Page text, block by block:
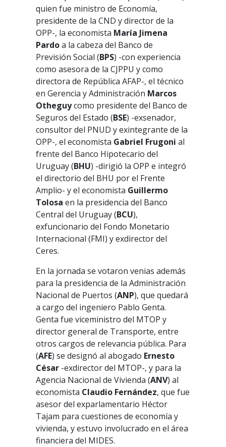
quien fue ministro de Economía,
presidente de la CND y director de la
OPP-, la economista María Jimena
Pardoa la cabeza del Banco de
Previsión Social (BPS) -con experiencia
como asesora de la CJPPU y como
directora de República AFAP-, el técnico
en Gerencia y Administración Marcos
Otheguycomo presidente del Banco de
Seguros del Estado (BSE) -exsenador,
consultor del PNUD y exintegrante de la
OPP-, el economista Gabriel Frugoni al
frente del Banco Hipotecario del
Uruguay (BHU) -dirigió la OPP e integró
el directorio del BHU por el Frente
Amplio- y el economista Guillermo
Tolosa en la presidencia del Banco
Central del Uruguay (BCU),
exfuncionario del Fondo Monetario
Internacional (FMI) y exdirector del
Ceres.
En la jornada se votaron venias además
para la presidencia de la Administración
Nacional de Puertos (ANP), que quedará
a cargo del ingeniero Pablo Genta.
Genta fue viceministro del MTOP y
director general de Transporte, entre
otros cargos de relevancia pública. Para
(AFE) se designó al abogado Ernesto
César -exdirector del MTOP-, y para la
Agencia Nacional de Vivienda (ANV) al
economista Claudio Fernández, que fue
asesor del exparlamentario Héctor
Tajam para cuestiones de economía y
vivienda, y estuvo involucrado en el área
financiera del MIDES.